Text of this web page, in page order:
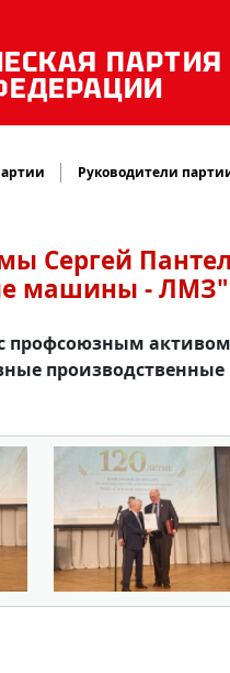
ПАРТИЯ
Руководители
Сергей
машины - ЛМЗ"
профсоюзным